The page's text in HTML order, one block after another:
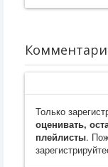
Только
оценивать,
плейлисты.